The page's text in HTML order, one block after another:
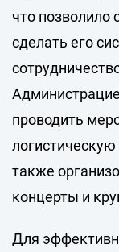
что позволило
сделать его
проводить
также
концерты и
Для